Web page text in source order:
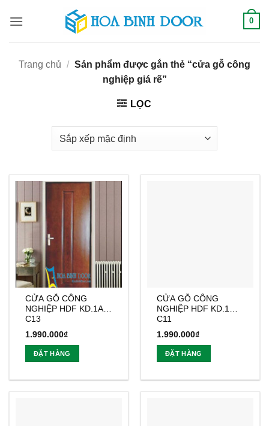
qua
0
Trang chủ / Sản phẩm được gắn thẻ “cửa gỗ công
nghiệp giá rẽ”
LỌC
CỬA GỖ CÔNG
NGHIỆP HDF KD.1A-
C13
1.990.000₫
ĐẶT HÀNG
CỬA GỖ CÔNG
NGHIỆP HDF KD.1G-
C11
1.990.000₫
ĐẶT HÀNG